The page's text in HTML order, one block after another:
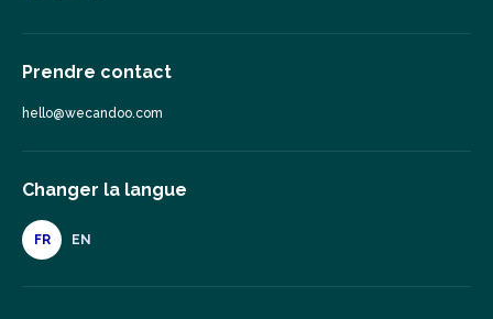
Prendre contact
hello@wecandoo.com
Changer la langue
FR EN